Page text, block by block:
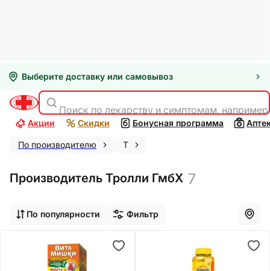
Выберите доставку или самовывоз
Поиск по лекарству и симптомам,
Акции Скидки Бонусная программа
По производителю Т
Производитель Тролли ГмбХ 7
По популярности Фильтр